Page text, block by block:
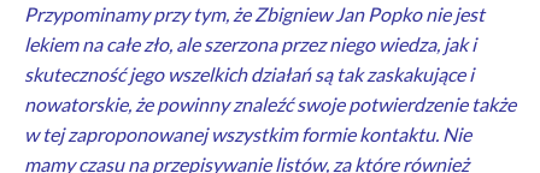
Przypominamy przy tym, że Zbigniew Jan Popko nie jest
lekiem na całe zło, ale szerzona przez niego wiedza, jak i
skuteczność jego wszelkich działań są tak zaskakujące i
nowatorskie, że powinny znaleźć swoje potwierdzenie także
w tej zaproponowanej wszystkim formie kontaktu. Nie
mamy czasu na przepisywanie listów, za które również